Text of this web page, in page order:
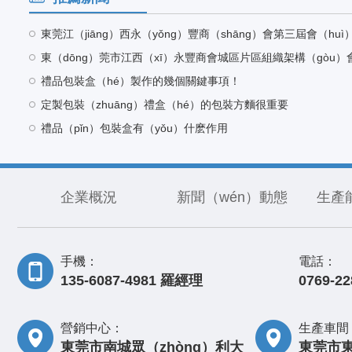
禮品包裝盒（hé）製作的幾個關鍵事項！
定製包裝（zhuāng）禮盒（hé）的包裝方麵很重要
禮品（pǐn）包裝盒有（yǒu）什麽作用
企業概況 新聞（wén）動態 生產
手機：
135-6087-4981 羅經理
電話：
0769-
營銷中心：
東莞市南城眾（zhòng）利大
生產車間
東莞市